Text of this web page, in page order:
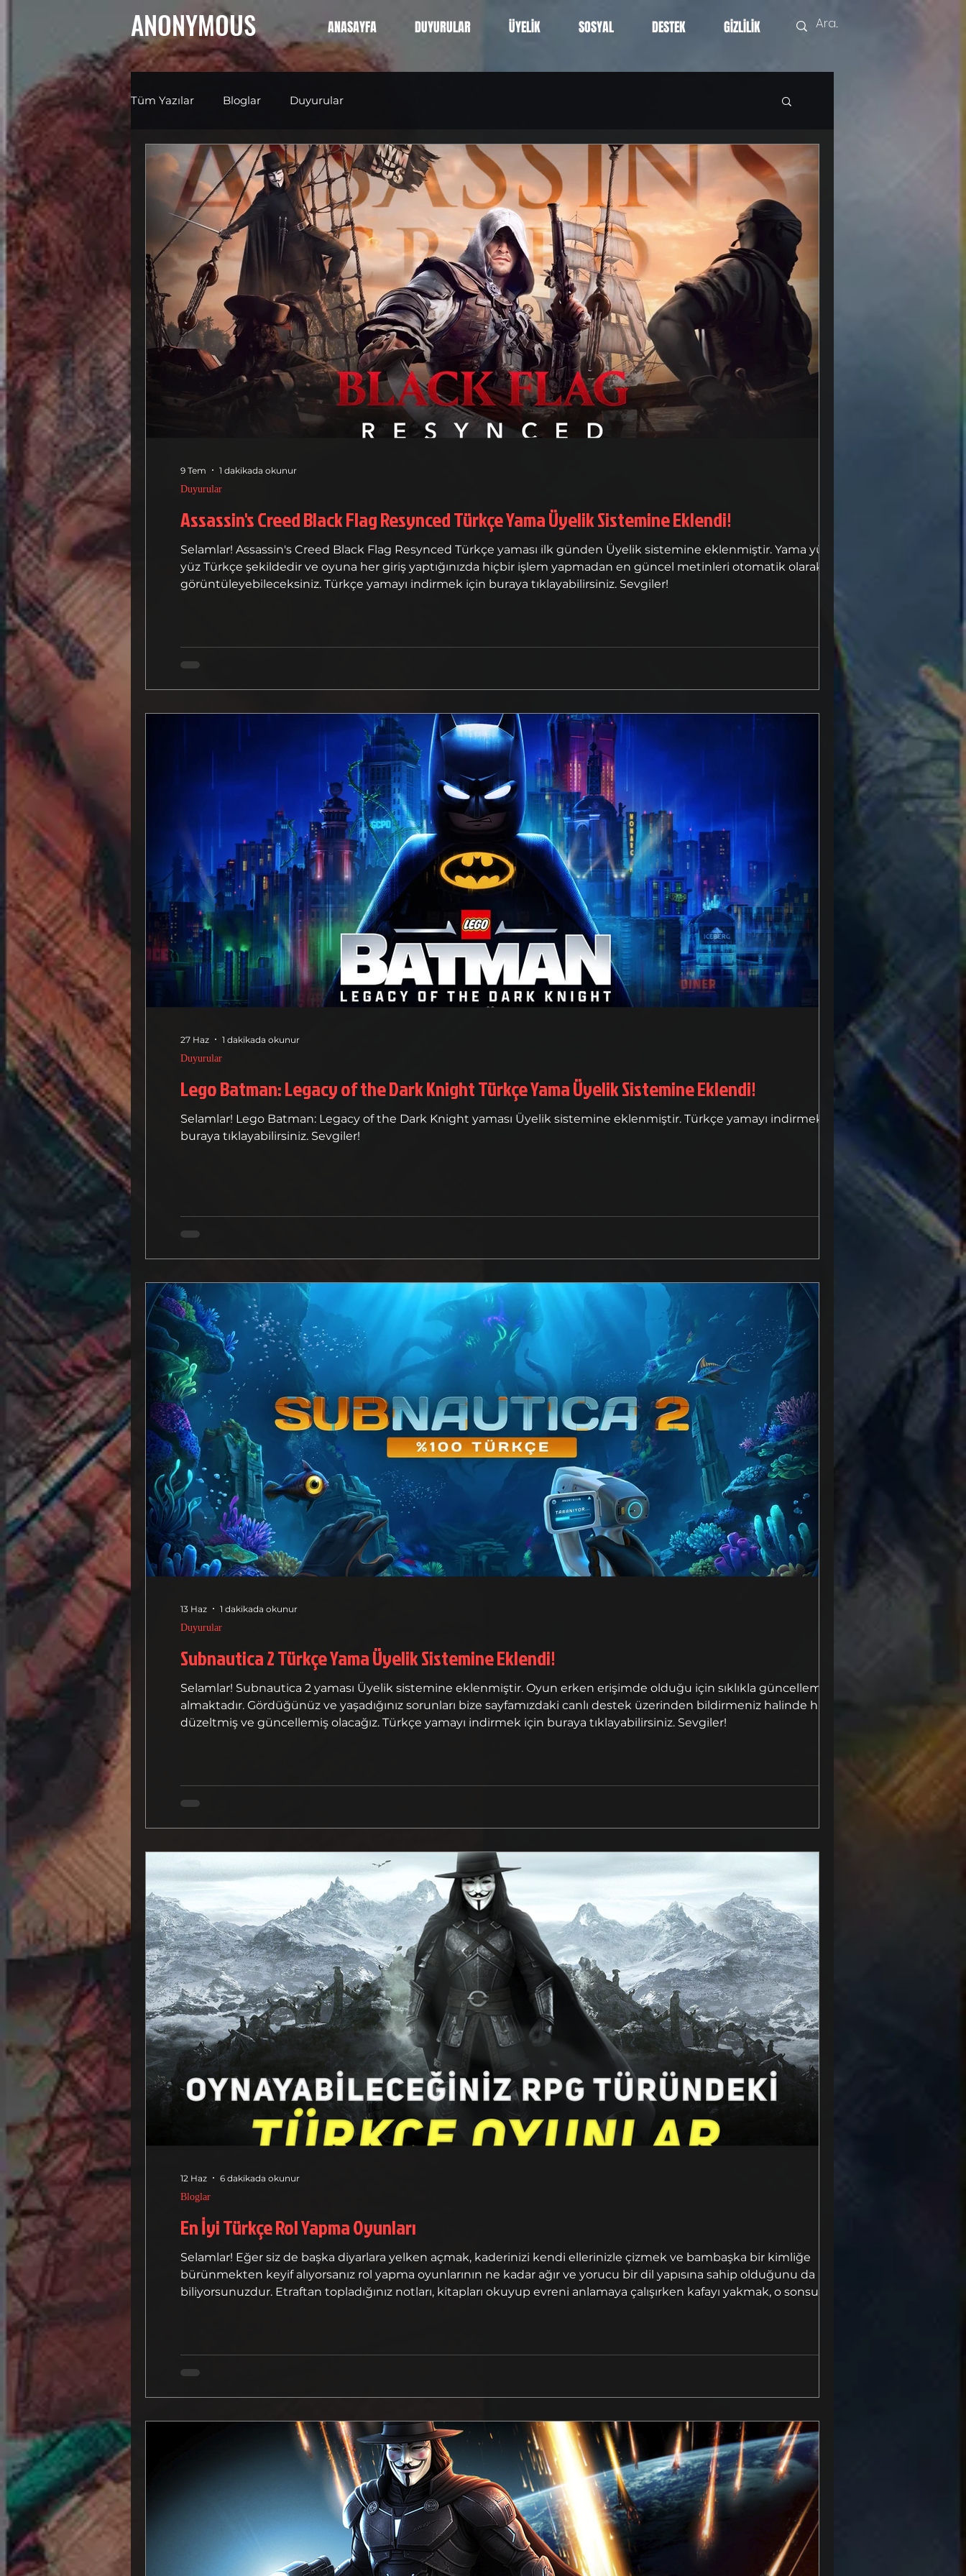
ANONYMOUS ANASAYFA DUYURULAR ÜYELİK SOSYAL DESTEK GİZLİLİK
Tüm Yazılar Bloglar Duyurular
Assassin's Creed Black Flag Resynced Türkçe Yama Üyelik Sistemine Eklendi!
Selamlar! Assassin's Creed Black Flag Resynced Türkçe yaması ilk günden Üyelik sistemine eklenmiştir. Yama yüzde
yüz Türkçe şekildedir ve oyuna her giriş yaptığınızda hiçbir işlem yapmadan en güncel metinleri otomatik olarak
görüntüleyebileceksiniz. Türkçe yamayı indirmek için buraya tıklayabilirsiniz. Sevgiler!
Duyurular
9 Tem 1 dakikada okunur
Lego Batman: Legacy of the Dark Knight Türkçe Yama Üyelik Sistemine Eklendi!
Selamlar! Lego Batman: Legacy of the Dark Knight yaması Üyelik sistemine eklenmiştir. Türkçe yamayı indirmek için
buraya tıklayabilirsiniz. Sevgiler!
Duyurular
27 Haz 1 dakikada okunur
Subnautica 2 Türkçe Yama Üyelik Sistemine Eklendi!
Selamlar! Subnautica 2 yaması Üyelik sistemine eklenmiştir. Oyun erken erişimde olduğu için sıklıkla güncelleme
almaktadır. Gördüğünüz ve yaşadığınız sorunları bize sayfamızdaki canlı destek üzerinden bildirmeniz halinde hızlıca
düzeltmiş ve güncellemiş olacağız. Türkçe yamayı indirmek için buraya tıklayabilirsiniz. Sevgiler!
Duyurular
13 Haz 1 dakikada okunur
En İyi Türkçe Rol Yapma Oyunları
Selamlar! Eğer siz de başka diyarlara yelken açmak, kaderinizi kendi ellerinizle çizmek ve bambaşka bir kimliğe
bürünmekten keyif alıyorsanız rol yapma oyunlarının ne kadar ağır ve yorucu bir dil yapısına sahip olduğunu da
biliyorsunuzdur. Etraftan topladığınız notları, kitapları okuyup evreni anlamaya çalışırken kafayı yakmak, o sonsuz
Bloglar
12 Haz 6 dakikada okunur